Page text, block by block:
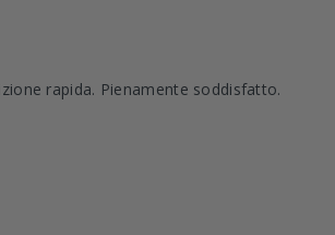
rapida. Pienamente soddisfatto.